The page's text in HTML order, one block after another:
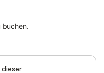
buchen.
dieser